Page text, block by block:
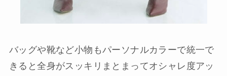
バッグや靴など小物もパーソナルカラーで統一で
きると全身がスッキリまとまってオシャレ度アッ